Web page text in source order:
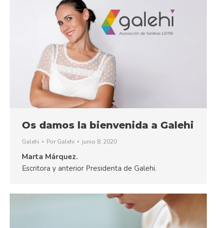
Os damos la bienvenida a Galehi
Galehi Por Galehi junio 8, 2020
Marta Márquez.
Escritora y anterior Presidenta de Galehi.